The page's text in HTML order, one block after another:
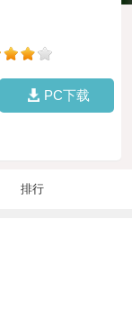
PC下载
排行